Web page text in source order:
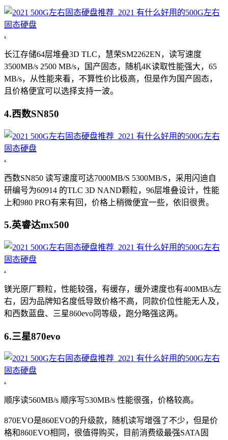
.
长江存储64层堆叠3D TLC，慧荣SM2262EN，读写速度
3500MB/s 2500 MB/s，国产固态，随机4K读取性能强大，65
MB/s，从性能来看，不算性价比极高，但是作为国产固态，
且价格便宜可以选择支持一波。
4.西数SN850
.
西数SN850 读写速度可达7000MB/S 5300MB/S，采用闪迪自
研编号为60914 的TLC 3D NAND颗粒，96层堆叠设计，性能
上和980 PRO有来有回，价格上稍微便宜一些，依旧很贵。
5.英睿达mx500
.
镁光原厂颗粒，性能较强，有缓存，缓外速度也有400MB/s左
右，因为品牌知名度低导致价格不高，同款价位性能无人及，
和西数蓝盘、三星860evo同等级，跑分略强这两。
6.三星870evo
.
顺序读560MB/s 顺序写530MB/s 性能很强，价格较高。
870EVO是860EVO的升级款，随机读写增强了不少，但是价
格和860EVO相同，很值得购买，目前消费级最强SATA固